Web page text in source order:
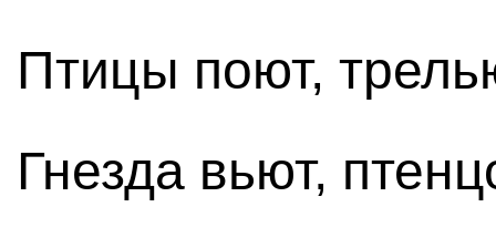
Птицы поют,
Гнезда вьют,